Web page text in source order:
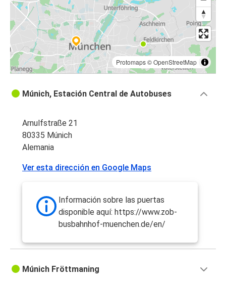
Protomaps©OpenStreetMap
Múnich, Estación Central de Autobuses
Arnulfstraße 21
80335 Múnich
Alemania
Ver esta dirección en Google Maps
Información sobre las puertas
disponible aquí: https://www.zob-
busbahnhof-muenchen.de/en/
Múnich Fröttmaning